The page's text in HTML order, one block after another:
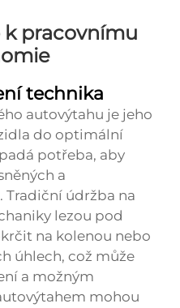
pracovnímu
technika
autovýtahu je jeho
do optimální
potřeba, aby
a
údržba na
lezou pod
na kolenou nebo
úhlech, což může
a možným
mohou